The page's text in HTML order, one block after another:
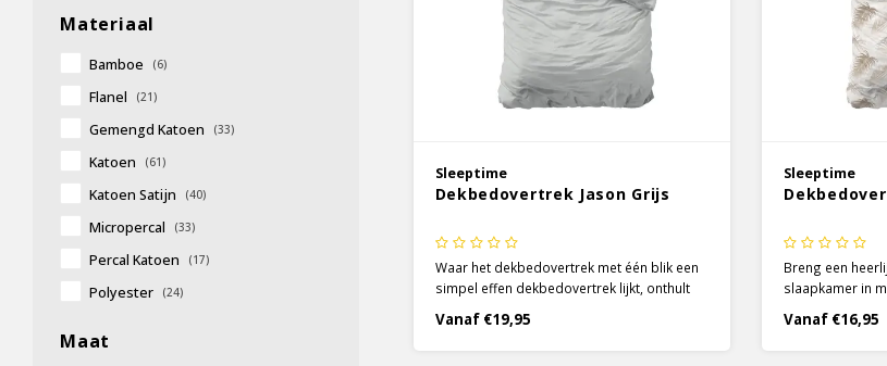
Materiaal
Bamboe (6)
Flanel (21)
Gemengd Katoen (33)
Katoen (61)
Katoen Satijn (40)
Micropercal (33)
Percal Katoen (17)
Polyester (24)
Maat
Sleeptime
Dekbedovertrek Jason Grijs
Waar het dekbedovertrek met één blik een
simpel effen dekbedovertrek lijkt, onthult
vooral speels geometrisch design op zit.
Met het Jason dekbedovertrek krijg je een
Vanaf €19,95
Sleeptime
Breng een
slaapkamer in
bed ziet zullen
veren opvallen.
Vanaf €16,95